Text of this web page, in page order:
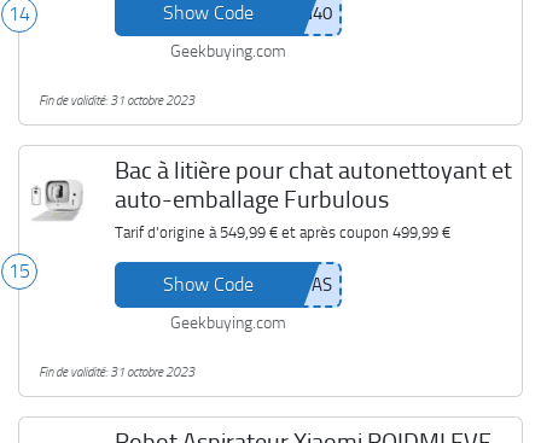
14 Show Code
Geekbuying.com
Fin de validité: 31 octobre 2023
15
Bac à litière pour chat autonettoyant et
auto-emballage Furbulous
Tarif d'origine à 549,99 €et après coupon 499,99 €
Show Code
Geekbuying.com
Fin de validité: 31 octobre 2023